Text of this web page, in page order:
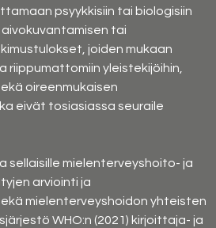
psyykkisiin tai biologisiin
tai
joiden mukaan
yleistekijöihin,
oireenmukaisen
eivät tosiasiassa seuraile
mielenterveyshoito- ja
arviointi ja
mielenterveyshoidon yhteisten
WHO:n (2021) kirjoittaja- ja